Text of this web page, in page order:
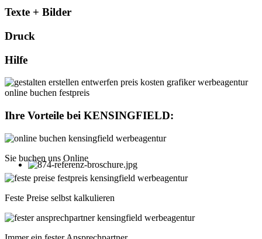
Texte + Bilder
Druck
Hilfe
Ihre Vorteile bei KENSINGFIELD:
Sie buchen uns Online
Feste Preise selbst kalkulieren